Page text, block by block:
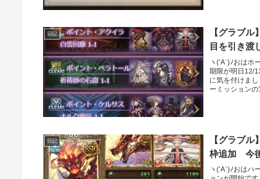
日記
【グラブル
目を引き渡
ヽ('A`)ﾉおはホ
期限が明日12/
に気を付けま
ーミッションの
日記
【グラブ
枠追加 今
ヽ('A`)ﾉおはハ